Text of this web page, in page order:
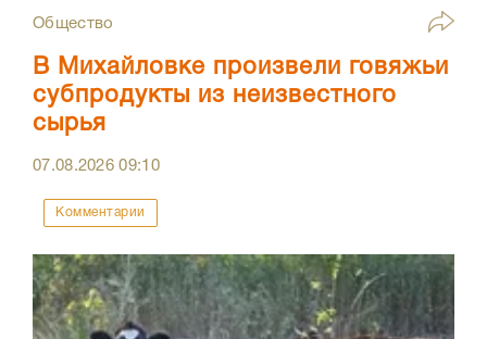
Общество
В Михайловке произвели говяжьи
субпродукты из неизвестного
сырья
07.08.202609:10
Комментарии